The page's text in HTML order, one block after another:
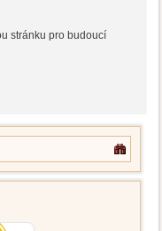
stránku pro budoucí